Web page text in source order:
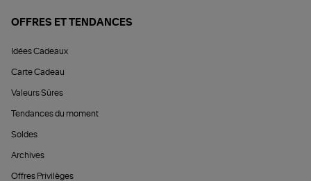
OFFRES ET TENDANCES
Idées Cadeaux
Carte Cadeau
Valeurs Sûres
Tendances du moment
Soldes
Archives
Offres Privilèges